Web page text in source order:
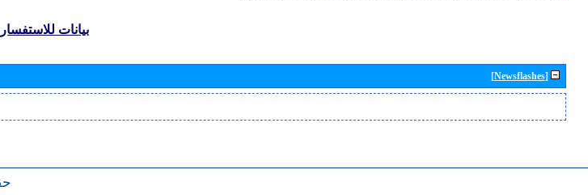
بيانات للاستفسار
[Newsflashes]